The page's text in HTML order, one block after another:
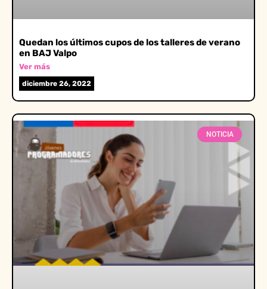
Quedan los últimos cupos de los talleres de verano
en BAJ Valpo
Ver más
diciembre 26, 2022
NOTICIA